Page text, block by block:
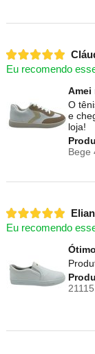
Eu recomendo
Amei
O
e
loja!
Bege
Eu recomendo